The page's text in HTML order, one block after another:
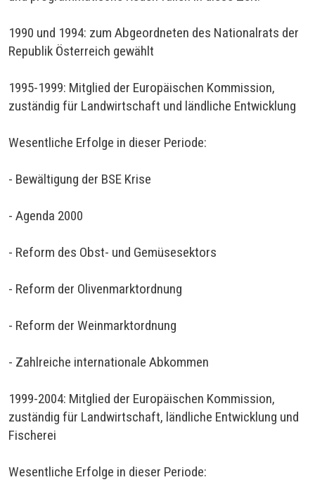
1990 und 1994: zum Abgeordneten des Nationalrats der
Republik Österreich gewählt
1995-1999: Mitglied der Europäischen Kommission,
zuständig für Landwirtschaft und ländliche Entwicklung
Wesentliche Erfolge in dieser Periode:
- Bewältigung der BSE Krise
- Agenda 2000
- Reform des Obst- und Gemüsesektors
- Reform der Olivenmarktordnung
- Reform der Weinmarktordnung
- Zahlreiche internationale Abkommen
1999-2004: Mitglied der Europäischen Kommission,
zuständig für Landwirtschaft, ländliche Entwicklung und
Fischerei
Wesentliche Erfolge in dieser Periode: